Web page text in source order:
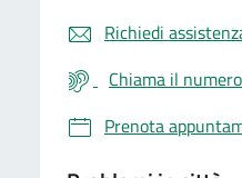
Richiedi
Chiama il
Prenota